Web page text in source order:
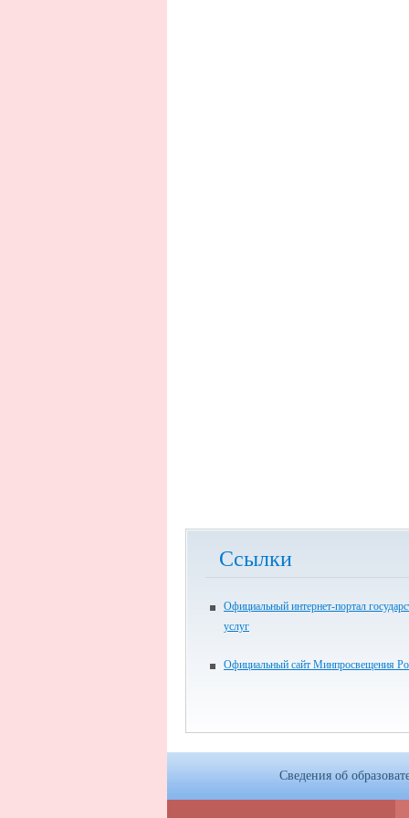
Ссылки
Официальный интернет-портал
услуг
Официальный сайт Минпросвещения
Сведения об